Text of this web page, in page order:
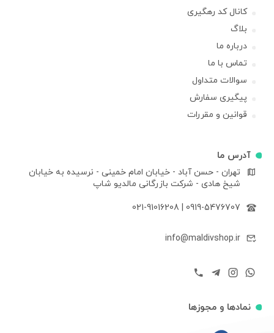
کانال کد رهگیری
بلاگ
درباره ما
تماس با ما
سوالات متداول
پیگیری سفارش
قوانین و مقررات
آدرس ما
تهران - حسن آباد - خیابان امام خمینی - نرسیده به خیابان
شیخ هادی - شرکت بازرگانی مالدیو شاپ
0919-5476707
021-91016208
info@maldivshop.ir
نمادها و مجوزها